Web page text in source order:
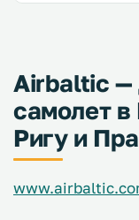
Airbaltic —
самолет
Ригу и